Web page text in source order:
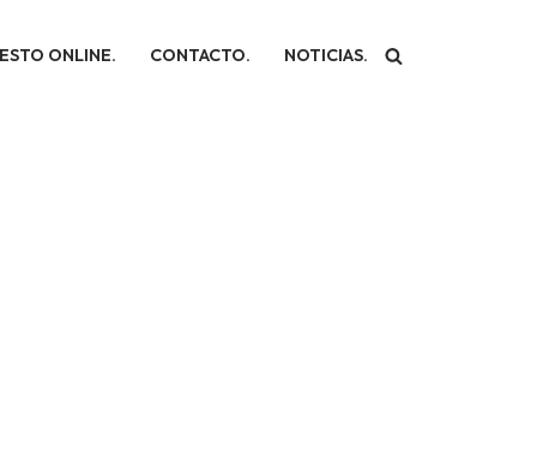
ONLINE. CONTACTO. NOTICIAS.